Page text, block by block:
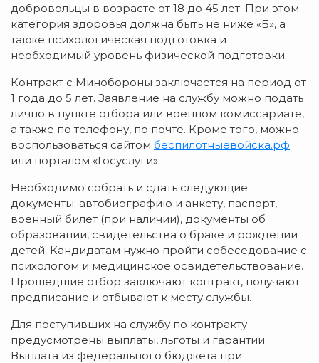
добровольцы в возрасте от 18 до 45 лет. При этом
категория здоровья должна быть не ниже «Б», а
также психологическая подготовка и
необходимый уровень физической подготовки.
Контракт с Минобороны заключается на период от
1 года до 5 лет. Заявление на службу можно подать
лично в пункте отбора или военном комиссариате,
а также по телефону, по почте. Кроме того, можно
воспользоваться сайтом беспилотныевойска.рф
или порталом «Госуслуги».
Необходимо собрать и сдать следующие
документы: автобиографию и анкету, паспорт,
военный билет (при наличии), документы об
образовании, свидетельства о браке и рождении
детей. Кандидатам нужно пройти собеседование с
психологом и медицинское освидетельствование.
Прошедшие отбор заключают контракт, получают
предписание и отбывают к месту службы.
Для поступивших на службу по контракту
предусмотрены выплаты, льготы и гарантии.
Выплата из федерального бюджета при